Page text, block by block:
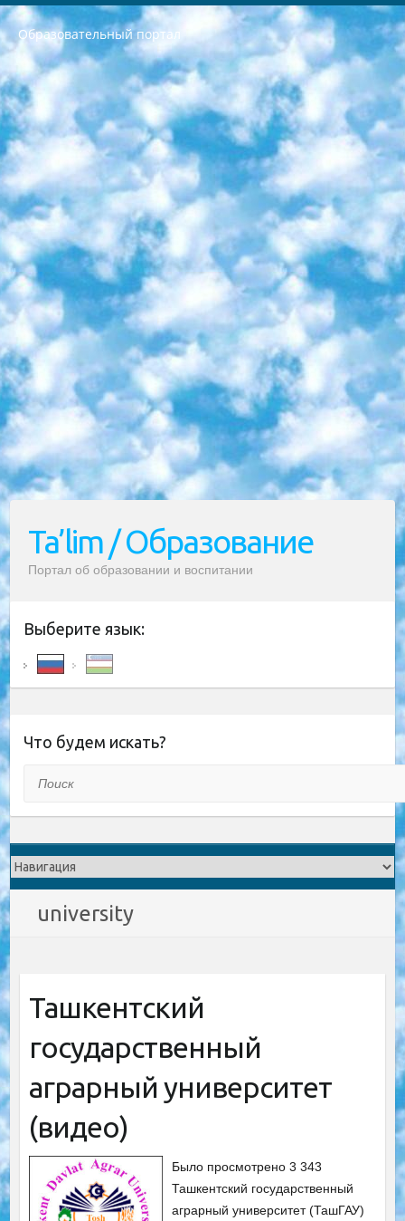
Образовательный портал
РЕСПУБЛИКА УЗБЕКИСТАН МИНИСТРЕРСТВО ДОШКОЛЬНОГО И ШКОЛЬНОГО ОБРАЗОВАНИЯ КОМАНДА в общеобразовательных учреждениях в 2023-2024 учебном году организация и проведение итоговой государственной аттестации обучающихся о Министра дошкольного и школьного образования Республики Узбекистан от 4 марта 2008 года (постановлением Минюста от 20 марта 2008 года № 1778 государственной регистрации) «Итоговое состояние учащихся общего среднего образования на основании положения об утверждении положения об аттестации общего среднего образования выпускной экзамен студентов в образовательных учреждениях в 2023-2024 учебном году В целях организации и прохождения аттестации приказываю: 1. Следующее: перечень предметов, по которым будет проводиться итоговая государственная аттестация и экзамен формы перевода согласно приложению 1; сертификаты международного образца, оценивающие уровень владения иностранными языками перечень согласно приложению 2; 2. Педагогический при специализированных образовательных учреждениях. научно-практический центр квалификации и международной оценки (Д.Давидова) 2024 г. До 25 марта: задания по предметам, по которым будет проводиться итоговая аттестация разработка и утверждение технических условий; итоговая аттестация на основании разработанного предметного задания разработка вопросов по предметам (устно и письменно), экзамен передача; общеобразовательные средние школы и специальные учебные заведения учащиеся выпускных классов школ и интернатов в агентской системе подготовка базы данных экзаменационных материалов и критериев оценки; перевод базы экзаменационных материалов на все языки обучения подать в Республиканский образовательный центр для изготовления; варианты экзаменов на основе разработанных контрольных материалов пусть будут поставлены задачи формирования. 3. Республиканский образовательный центр (Ш.Худайкулов) до 5 апреля 2024 года. до: база данных предоставленных экзаменационных материалов на все языки обучения перевод и экспертиза; для слепых, слабовидящих, глухих, слабослышащих и умственно отсталых детей учащиеся выпускных классов специализированных школ и школ-интернатов база данных экзаменационных материалов на всех преподаваемых языках подготовка критериев оценки; специализированные школы для умственно отсталых детей и технологии для учащихся выпускных классов школ-интернатов разработка соответствующих рекомендаций и критериев проведения ЕГЭ по естествознанию давать задания. 4. Педагогический при специализированных образовательных учреждениях. Научно-практический центр навыков и международной оценки (Д.Давидова), Республика образовательный центр (Худайкулов Ш.) итоговый государственный аттестационный экзамен ориентирован на творческое и логическое мышление при подготовке базы материалов учитывать введение заданий. 5. Следует отметить, что: сертификат государственного образца о знании общеобразовательного предмета и как минимум национальный уровень B1 по предметам на иностранных языках, указанным в Приложении 2. или международно признанный сертификат эквивалентного уровня студенты, изучающие определенный предмет, освобождаются от экзамена; по соответствующим предметам запланирована итоговая государственная аттестация за день до дня, путем жеребьевки Рабочей группой (в письменной форме по предметам, проводимым в форме) из числа сформированных вариантов выбрано 2 варианта; 2 выбранных варианта экзамена анонсированы на официальном сайте министерства и все выпускники по всей стране на основе этих вариантов проводит итоговую государственную аттестацию. 6. Государственное образование учащихся средних общеобразовательных учреждений. знания в соответствии с квалификационными требованиями, которые необходимо приобрести на основании стандартов итоговый (выпускной) контроль для 9 и 11 классов в целях тестирования Экзамены (далее – экзамены) состоят из предметов, перечисленных в приложении 1. будет сделано. 7. Экзамены пройдут с 26 мая по 15 июня 2024 г. (кроме науки физического воспитания). 8. Физическая для учащихся 9 классов общесредних образовательных учреждений. Экзамены по предмету «Образование, квалификация медицина» 1-6 мая 2024 года. сотрудники перевести под присмотр (с отклонениями в физическом или умственном развитии) специализированная школа для детей, школы-интернаты и со сколиозом школы-интернаты санаторного типа для больных детей исключены). 9. Он был слепым, слабовидящим и имел нарушения опорно-двигательного аппарата. экзамены в специализированных школах и интернатах для детей должны проводиться исходя из требований, предъявляемых к общеобразовательным учреждениям (физкультура кроме науки). 10. Специализированная школа для глухих и слабослышащих детей. и экзамены в интернатах и быть реализован в виде письменного теста по математике. 11. Специальность для умственно отсталых детей. Для 9 класса Родной язык и литературное письмо Государственный язык (язык обучения – узбекский). для неклассов) написано Математическое письмо Письменная/устная история Узбекистана Физическое воспитание практично Итоговый контроль Для 11 класса Написание родного языка и литературы (эссе) Математическое письмо Узбекский язык (обучение на узбекском языке) не посещающее общее среднее образование для учреждений)/Образовательное учреждение выбор письменный и устный Иностранный язык письменный/устный Письменная/устная история Узбекистана *По выбору студента:  Химия  Физика  Основы государственного права  География 10 бесплатных образовательных ресурсов - Мы составили подборку онлайн-проектов с интерактивными упражнениями, видеолекциями и статьями. Они помогут вам обрести новые и освежить старые знания бесплатно. 1. «ИНТУИТ» Старейшая образовательная площадка Рунета. Здесь вы найдёте сотни текстовых и видеокурсов на десятки различных тем — от программирования до психологии. Многие курсы подготовлены российскими университетами и крупными международными компаниями вроде Intel и Microsoft. Самостоятельное обучение бесплатное, но желающие могут оплатить услуги персональных наставников. 2. «Смартия» знакомит с актуальными профессиями и подсказывает, как им обучаться. Выбрав заинтересовавшую вас специальность — SMM-специалист, фотограф, веб-дизайнер или другую, — увидите список необходимых для неё умений. Чтобы вы могли освоить их самостоятельно, для каждого умения площадка отображает подборку ссылок на учебные материалы. Хотя «Смартия» ориентируется на русскоязычную аудиторию, часть контента всё же доступна только на английском. 3. «Лекторий Физтеха» Проект Московского физико-технического института (Физтеха). С его помощью вы можете смотреть онлайн серии лекций, записанные на видео в этом вузе. В числе доступных предметов — физика, биология, химия, информационные технологии и другие. К некоторым лекциям администрация ресурса прилагает готовые конспекты, которые можно скачивать в PDF-формате. 4. ITMOcourses Онлайн-площадка Санкт-Петербургского национального исследовательского университета информационных технологий, механики и оптики (ИТМО). Ресурс предоставляет свободный доступ к курсам, разработанным в этом вузе. Каталог материалов разбит на четыре категории: «Оптические системы и технологии», «Приборостроение и робототехника», «Информационные технологии» и «Биотехнологии». Курсы состоят из видеолекций, интерактивных демонстраций и заданий. 5. «КиберЛенинка» Электронная научная библиотека открытого доступа. Каталог площадки регулярно обрастает текстами статей из различных научных изданий. Сгруппированные по журналам и рубрикам публикации можно читать онлайн или скачивать целиком в PDF-формате. Проект нацелен на популяризацию науки за счёт открытого доступа к качественной информации. 6. «ПостНаука» На этом ресурсе публикуют подборки видеолекций, составленные экспертами из разных отраслей и объединённые общими темами. Среди них, к примеру, есть серии «Биоинформатика и геномика», «Культура средневековой Скандинавии» и Cinema Studies о теории кино. Каждая подборка лекций — логически связанная история, рассказанная экспертом от первого лица. Кроме того, на сайте появляются научно-образовательные статьи и тесты на разные темы. 7. «Newочём» Команда проекта «Newочём» отбирает самые интересные тексты из англоязычных СМИ и переводит те из них, за которые голосуют участники сообщества «ВКонтакте». По большей части это научно-популярные статьи. Редакторы придумывают лишь заголовки, в остальном содержание переводов соответствует оригиналам. Полные тексты можно читать прямо в социальной сети. 8. InternetUrok Онлайн-база материалов по основным дисциплинам школьной программы. Информация на сайте структурирована по классам, предметам и темам (урокам). Каждый урок состоит из видеолекций и конспектов. Есть также интерактивные тренажёры и тесты для закрепления пройденного материала. Даже если вы давно окончили школу, возможность повторить программу старших классов всегда может пригодиться. 9. Edutainme Ещё один ресурс об образовании. В отличие от Newtonew, как мне кажется, Edutainme больше ориентируется на представителей индустрии: педагогов, предпринимателей, разработчиков образовательных проектов. Но и любой, кто просто стремится к саморазвитию, найдёт на сайте много полезного и интересного для себя. Например, информацию о новых курсах и образовательных сервисах. 10. Newtonew Онлайн-медиа об образовании и обучении в широком смысле. Авторы Newtonew пишут об инструментах, заведениях, тактиках и стратегиях, которые помогают учить других и получать новые знания самостоятельно. На этой площадке вы найдёте новости, обзоры, аналитические мат
Ta’lim / Образование
Портал об образовании и воспитании
Выберите язык:
Что будем искать?
university
Ташкентский
государственный
аграрный университет
(видео)
Было просмотрено 3 343
Ташкентский государственный
аграрный университет (ТашГАУ)